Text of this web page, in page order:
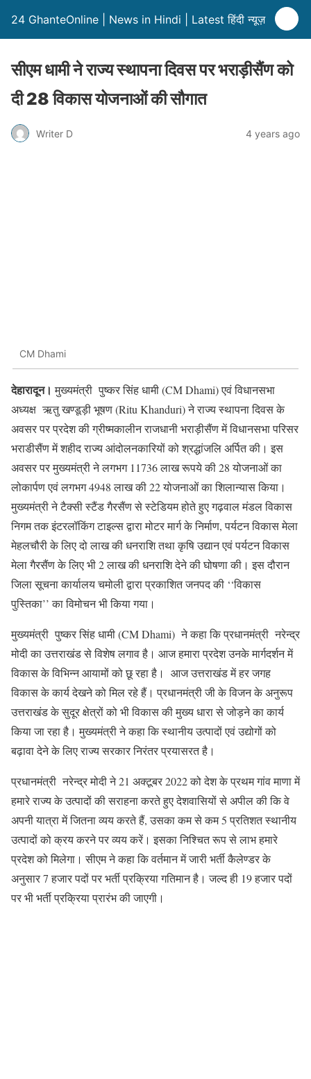
24 GhanteOnline | News in Hindi | Latest हिंदी न्यूज़
सीएम धामी ने राज्य स्थापना दिवस पर भराड़ीसैंण को
दी 28 विकास योजनाओं की सौगात
Writer D 4 years ago
CM Dhami
देहारादून। मुख्यमंत्री पुष्कर सिंह धामी (CM Dhami) एवं विधानसभा
अध्यक्ष ऋतु खण्डूड़ी भूषण (Ritu Khanduri) ने राज्य स्थापना दिवस के
अवसर पर प्रदेश की ग्रीष्मकालीन राजधानी भराड़ीसैंण में विधानसभा परिसर
भराडीसैंण में शहीद राज्य आंदोलनकारियों को श्रद्धांजलि अर्पित की। इस
अवसर पर मुख्यमंत्री ने लगभग 11736 लाख रूपये की 28 योजनाओं का
लोकार्पण एवं लगभग 4948 लाख की 22 योजनाओं का शिलान्यास किया।
मुख्यमंत्री ने टैक्सी स्टैंड गैरसैंण से स्टेडियम होते हुए गढ़वाल मंडल विकास
निगम तक इंटरलॉकिंग टाइल्स द्वारा मोटर मार्ग के निर्माण, पर्यटन विकास मेला
मेहलचौरी के लिए दो लाख की धनराशि तथा कृषि उद्यान एवं पर्यटन विकास
मेला गैरसैंण के लिए भी 2 लाख की धनराशि देने की घोषणा की। इस दौरान
जिला सूचना कार्यालय चमोली द्वारा प्रकाशित जनपद की ‘‘विकास
पुस्तिका’’ का विमोचन भी किया गया।
मुख्यमंत्री पुष्कर सिंह धामी (CM Dhami) ने कहा कि प्रधानमंत्री नरेन्द्र
मोदी का उत्तराखंड से विशेष लगाव है। आज हमारा प्रदेश उनके मार्गदर्शन में
विकास के विभिन्न आयामों को छू रहा है। आज उत्तराखंड में हर जगह
विकास के कार्य देखने को मिल रहे हैं। प्रधानमंत्री जी के विजन के अनुरूप
उत्तराखंड के सुदूर क्षेत्रों को भी विकास की मुख्य धारा से जोड़ने का कार्य
किया जा रहा है। मुख्यमंत्री ने कहा कि स्थानीय उत्पादों एवं उद्योगों को
बढ़ावा देने के लिए राज्य सरकार निरंतर प्रयासरत है।
प्रधानमंत्री नरेन्द्र मोदी ने 21 अक्टूबर 2022 को देश के प्रथम गांव माणा में
हमारे राज्य के उत्पादों की सराहना करते हुए देशवासियों से अपील की कि वे
अपनी यात्रा में जितना व्यय करते हैं, उसका कम से कम 5 प्रतिशत स्थानीय
उत्पादों को क्रय करने पर व्यय करें। इसका निश्चित रूप से लाभ हमारे
प्रदेश को मिलेगा। सीएम ने कहा कि वर्तमान में जारी भर्ती कैलेण्डर के
अनुसार 7 हजार पदों पर भर्ती प्रक्रिया गतिमान है। जल्द ही 19 हजार पदों
पर भी भर्ती प्रक्रिया प्रारंभ की जाएगी।